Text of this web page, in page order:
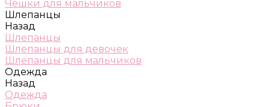
Чешки для мальчиков
Шлепанцы
Назад
Шлепанцы
Шлепанцы для девочек
Шлепанцы для мальчиков
Одежда
Назад
Одежда